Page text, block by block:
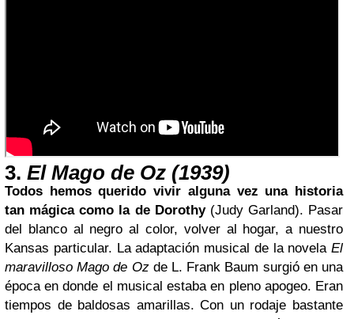
3. El Mago de Oz (1939)
Todos hemos querido vivir alguna vez una historia
tan mágica como la de Dorothy(Judy Garland). Pasar
del blanco al negro al color, volver al hogar, a nuestro
Kansas particular. La adaptación musical de la novela El
maravilloso Mago de Ozde L. Frank Baum surgió en una
época en donde el musical estaba en pleno apogeo. Eran
tiempos de baldosas amarillas. Con un rodaje bastante